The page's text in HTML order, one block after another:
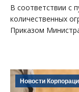
В соответствии с
количественных
Приказом
Новости